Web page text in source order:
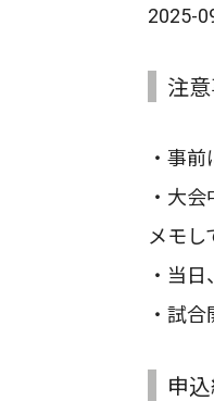
2025-
注
・事
・大
メモし
・当
・試
申